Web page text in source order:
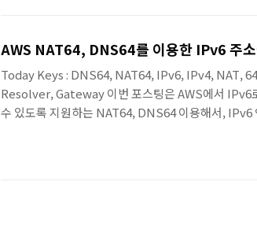
AWS
Today Keys : DNS64, NAT64, IPv6, IPv4,
Resolver, Gateway 이번 포스팅은 AWS에서 IPv6
수 있도록 지원하는 NAT64, DNS64 이용해서,